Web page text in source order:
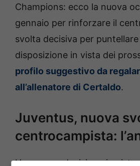
Champions: ecco la nuova
gennaio per rinforzare il
svolta decisiva per
disposizione in vista dei
profilo suggestivo da
all’allenatore di Certaldo.
Juventus, nuova
centrocampista:
Una nuova decisione in vista